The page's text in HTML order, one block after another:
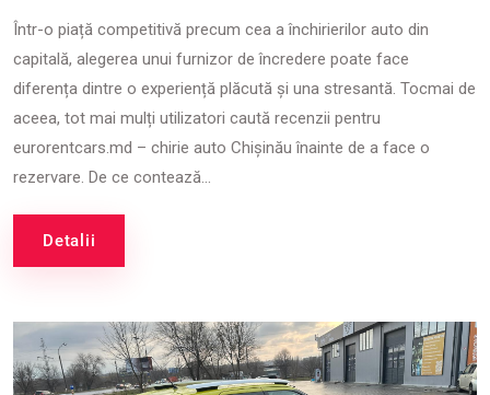
Într-o piață competitivă precum cea a închirierilor auto din
capitală, alegerea unui furnizor de încredere poate face
diferența dintre o experiență plăcută și una stresantă. Tocmai de
aceea, tot mai mulți utilizatori caută recenzii pentru
eurorentcars.md – chirie auto Chișinău înainte de a face o
rezervare. De ce contează...
Detalii